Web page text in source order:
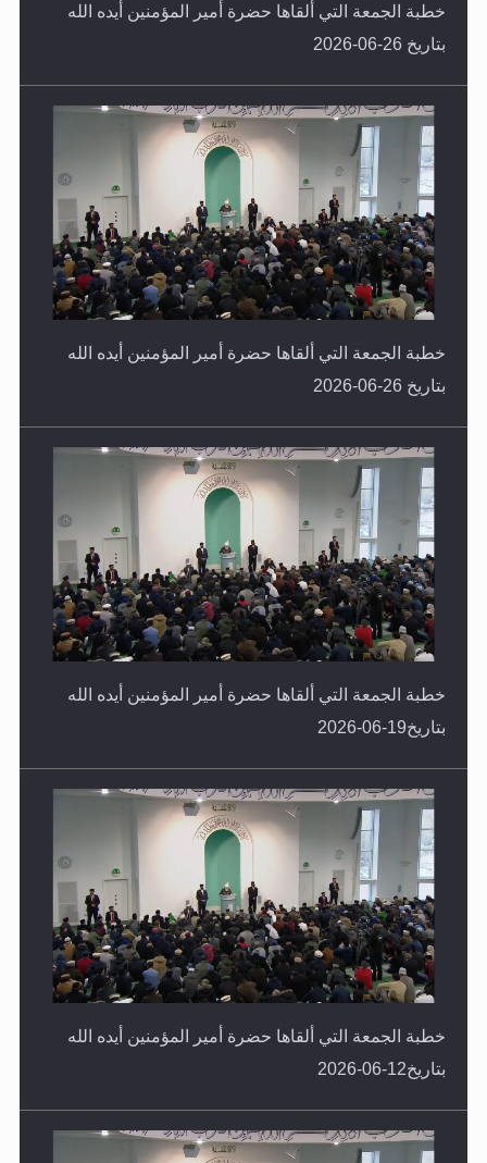
خطبة الجمعة التي ألقاها حضرة أمير المؤمنين أيده الله
بتاريخ 26-06-2026
خطبة الجمعة التي ألقاها حضرة أمير المؤمنين أيده الله
بتاريخ 26-06-2026
خطبة الجمعة التي ألقاها حضرة أمير المؤمنين أيده الله
بتاريخ19-06-2026
خطبة الجمعة التي ألقاها حضرة أمير المؤمنين أيده الله
بتاريخ12-06-2026